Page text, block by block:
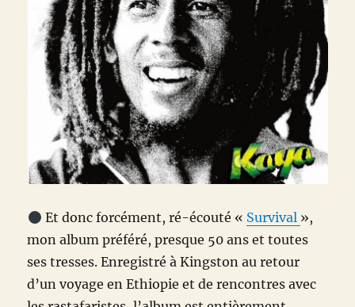
Et donc forcément, ré-écouté « Survival »,
mon album préféré, presque 50 ans et toutes
ses tresses. Enregistré à Kingston au retour
d’un voyage en Ethiopie et de rencontres avec